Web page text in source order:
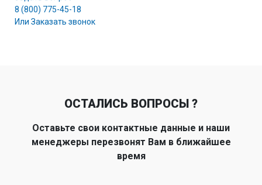
8 (800) 775-45-18
Или Заказать звонок
ОСТАЛИСЬ ВОПРОСЫ ?
Оставьте свои контактные данные и наши
менеджеры перезвонят Вам в ближайшее
время